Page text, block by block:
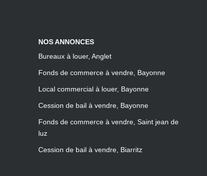
NOS ANNONCES
Bureaux à louer, Anglet
Fonds de commerce à vendre, Bayonne
Local commercial à louer, Bayonne
Cession de bail à vendre, Bayonne
Fonds de commerce à vendre, Saint jean de
luz
Cession de bail à vendre, Biarritz